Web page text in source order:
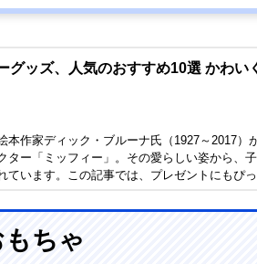
グッズ、人気のおすすめ10選 かわい
本作家ディック・ブルーナ氏（1927～2017）
ター「ミッフィー」。その愛らしい姿から、
ています。この記事では、プレゼントにもぴ
ちゃ